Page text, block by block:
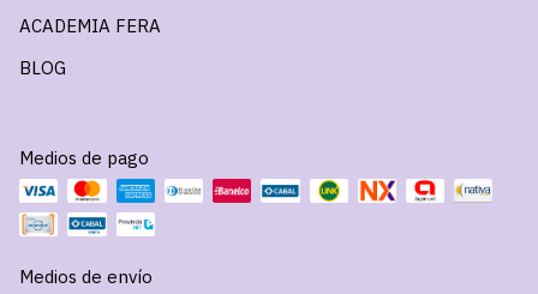
ACADEMIA FERA
BLOG
Medios de pago
Medios de envío